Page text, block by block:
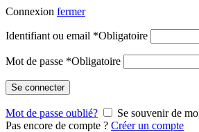
Connexion fermer
Identifiant ou email *Obligatoire
Mot de passe *Obligatoire
Se connecter
Mot de passe oublié?
Se souvenir de
Pas encore de compte ? Créer un compte